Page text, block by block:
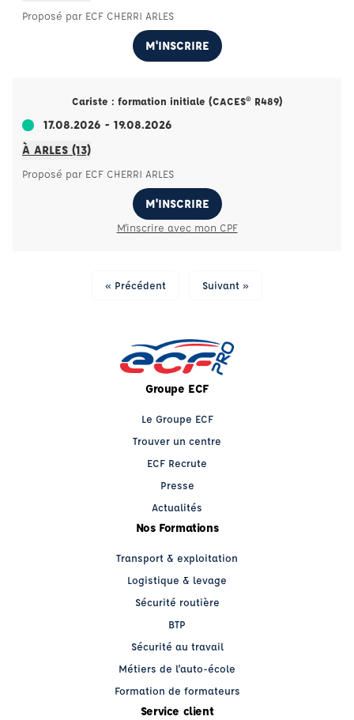
Proposé par ECF CHERRI ARLES
M'INSCRIRE
Cariste : formation initiale (CACES® R489)
17.08.2026 - 19.08.2026
À ARLES (13)
Proposé par ECF CHERRI ARLES
M'INSCRIRE
M'inscrire avec mon CPF
« Précédent Suivant »
Groupe ECF
Le Groupe ECF
Trouver un centre
ECF Recrute
Presse
Actualités
Nos Formations
Transport & exploitation
Logistique & levage
Sécurité routière
BTP
Sécurité au travail
Métiers de l'auto-école
Formation de formateurs
Service client